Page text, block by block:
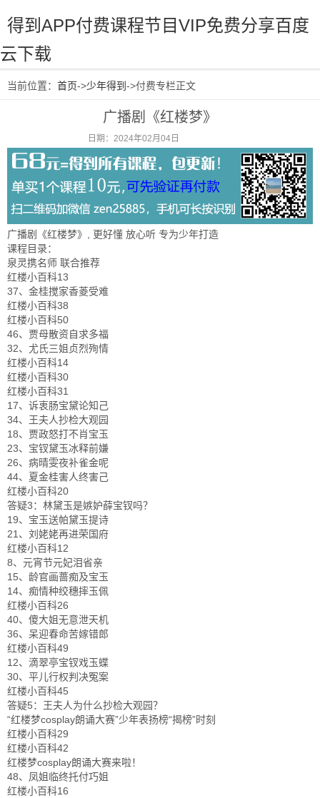
得到APP付费课程节目VIP免费分享百度
云下载
当前位置： 首页->少年得到 ->付费专栏正文
广播剧《红楼梦》
日期：2024年02月04日
广播剧《红楼梦》, 更好懂 放心听 专为少年打造
课程目录：
泉灵携名师 联合推荐
红楼小百科13
37、金桂搅家香菱受难
红楼小百科38
红楼小百科50
46、贾母散资自求多福
32、尤氏三姐贞烈殉情
红楼小百科14
红楼小百科30
红楼小百科31
17、诉衷肠宝黛论知己
34、王夫人抄检大观园
18、贾政怒打不肖宝玉
23、宝钗黛玉冰释前嫌
26、病晴雯夜补雀金呢
44、夏金桂害人终害己
红楼小百科20
答疑3：林黛玉是嫉妒薛宝钗吗？
19、宝玉送帕黛玉提诗
21、刘姥姥再进荣国府
红楼小百科12
8、元宵节元妃泪省亲
15、龄官画蔷痴及宝玉
14、痴情种绞穗摔玉佩
红楼小百科26
40、傻大姐无意泄天机
36、呆迎春命苦嫁错郎
红楼小百科49
12、滴翠亭宝钗戏玉蝶
30、平儿行权判决冤案
红楼小百科45
答疑5：王夫人为什么抄检大观园？
“红楼梦cosplay朗诵大赛”少年表扬榜“揭榜”时刻
红楼小百科29
红楼小百科42
红楼梦cosplay朗诵大赛来啦！
48、凤姐临终托付巧姐
红楼小百科16